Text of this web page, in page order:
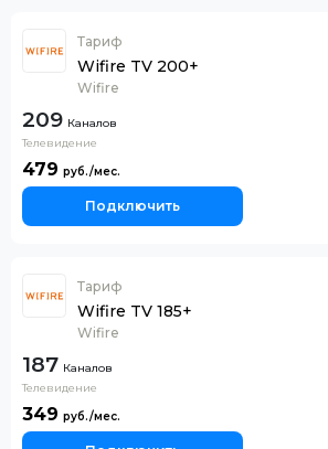
Тариф
Wifire TV 200+
Wifire
209 Каналов
Телевидение
479
Подключить
Тариф
Wifire TV 185+
Wifire
187 Каналов
Телевидение
349